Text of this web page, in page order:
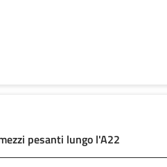
pesanti lungo l'A22